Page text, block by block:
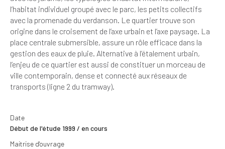
l’habitat individuel groupé avec le parc, les petits collectifs
avec la promenade du verdanson. Le quartier trouve son
origine dans le croisement de l’axe urbain et l’axe paysage. La
place centrale submersible, assure un rôle efficace dans la
gestion des eaux de pluie. Alternative à l’étalement urbain,
l’enjeu de ce quartier est aussi de constituer un morceau de
ville contemporain, dense et connecté aux réseaux de
transports (ligne 2 du tramway).
Date
Début de l'étude 1999 / en cours
Maitrise d'ouvrage